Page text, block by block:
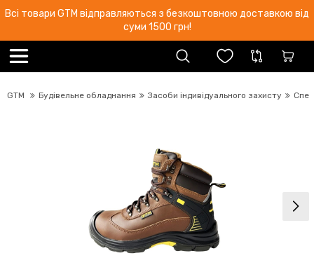
Всі товари GTM відправляються з безкоштовною доставкою від
суми 1500 грн!
GTM Будівельне обладнання Засоби індивідуального захисту